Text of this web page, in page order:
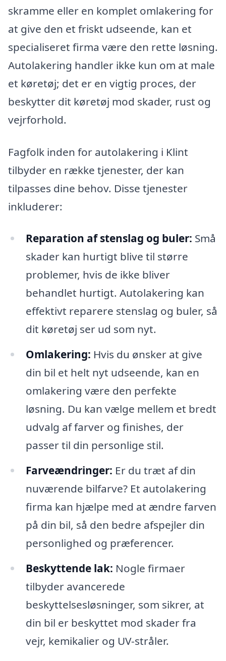
skramme eller en komplet omlakering for
at give den et friskt udseende, kan et
specialiseret firma være den rette løsning.
Autolakering handler ikke kun om at male
et køretøj; det er en vigtig proces, der
beskytter dit køretøj mod skader, rust og
vejrforhold.
Fagfolk inden for autolakering i Klint
tilbyder en række tjenester, der kan
tilpasses dine behov. Disse tjenester
inkluderer:
Reparation af stenslag og buler: Små
skader kan hurtigt blive til større
problemer, hvis de ikke bliver
behandlet hurtigt. Autolakering kan
effektivt reparere stenslag og buler, så
dit køretøj ser ud som nyt.
Omlakering: Hvis du ønsker at give
din bil et helt nyt udseende, kan en
omlakering være den perfekte
løsning. Du kan vælge mellem et bredt
udvalg af farver og finishes, der
passer til din personlige stil.
Farveændringer: Er du træt af din
nuværende bilfarve? Et autolakering
firma kan hjælpe med at ændre farven
på din bil, så den bedre afspejler din
personlighed og præferencer.
Beskyttende lak: Nogle firmaer
tilbyder avancerede
beskyttelsesløsninger, som sikrer, at
din bil er beskyttet mod skader fra
vejr, kemikalier og UV-stråler.